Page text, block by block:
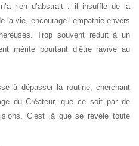
n’a rien d’abstrait : il insuffle de la
la vie, encourage l’empathie envers
Trop souvent réduit à un
mérite pourtant d’être ravivé au
à dépasser la routine, cherchant
du Créateur, que ce soit par de
C’est là que se révèle toute